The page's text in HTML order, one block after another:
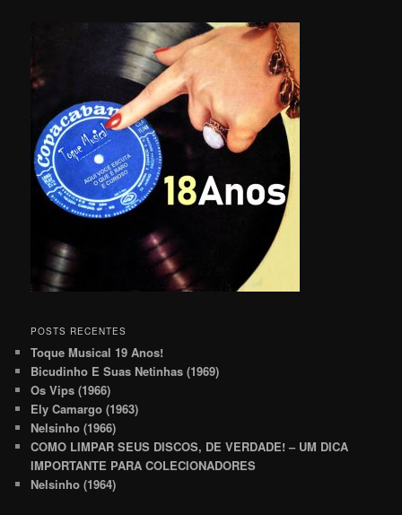
POSTS RECENTES
Toque Musical 19 Anos!
Bicudinho E Suas Netinhas (1969)
Os Vips (1966)
Ely Camargo (1963)
Nelsinho (1966)
COMO LIMPAR SEUS DISCOS, DE VERDADE! – UM DICA
IMPORTANTE PARA COLECIONADORES
Nelsinho (1964)